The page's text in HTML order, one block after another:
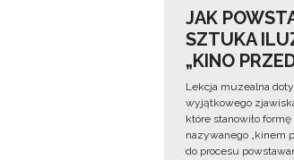
JAK
SZTUKA
„KINO
Lekcja muzealna
wyjątkowego
które stanowiło
nazywanego „kinem
do procesu